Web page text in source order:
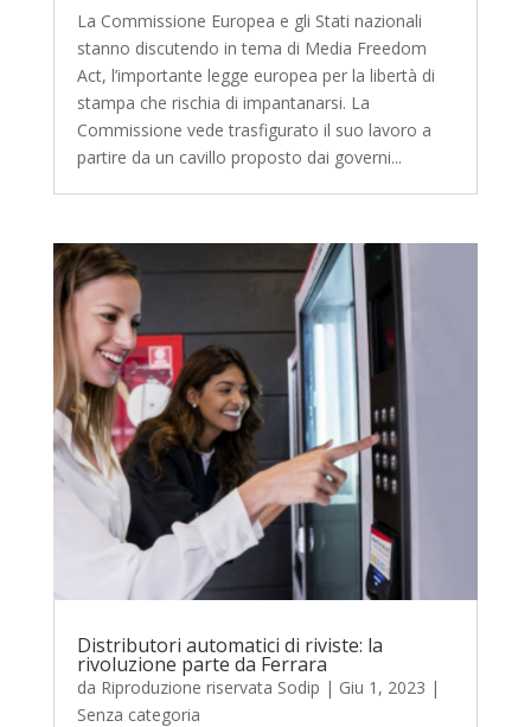
La Commissione Europea e gli Stati nazionali
stanno discutendo in tema di Media Freedom
Act, l’importante legge europea per la libertà di
stampa che rischia di impantanarsi. La
Commissione vede trasfigurato il suo lavoro a
partire da un cavillo proposto dai governi...
Distributori automatici di riviste: la
rivoluzione parte da Ferrara
da Riproduzione riservata Sodip | Giu 1, 2023 |
Senza categoria